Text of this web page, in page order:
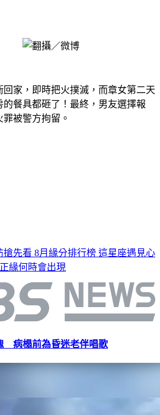
家，即時把火撲滅，而章女第二天
餐具都砸了！最終，男友選擇報
搶先看8月緣分排行榜 這星座遇見心
緣何時會出現